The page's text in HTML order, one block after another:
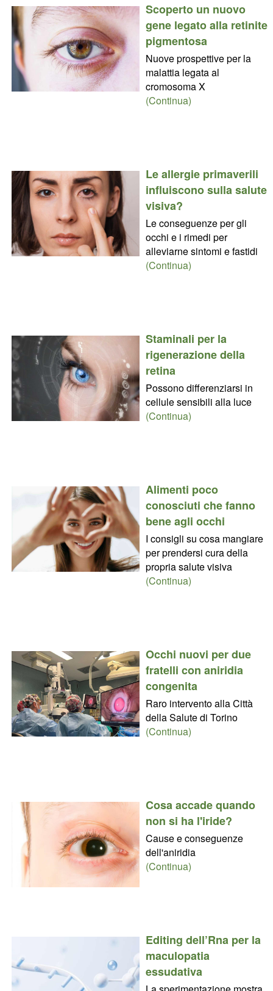
Scoperto un nuovo
gene legato alla retinite
pigmentosa
Nuove prospettive per la
malattia legata al
cromosoma X
(Continua)
Le allergie primaverili
influiscono sulla salute
visiva?
Le conseguenze per gli
occhi e i rimedi per
alleviarne sintomi e fastidi
(Continua)
Staminali per la
rigenerazione della
retina
Possono differenziarsi in
cellule sensibili alla luce
(Continua)
Alimenti poco
conosciuti che fanno
bene agli occhi
I consigli su cosa mangiare
per prendersi cura della
propria salute visiva
(Continua)
Occhi nuovi per due
fratelli con aniridia
congenita
Raro intervento alla Città
della Salute di Torino
(Continua)
Cosa accade quando
non si ha l'iride?
Cause e conseguenze
dell'aniridia
(Continua)
Editing dell’Rna per la
maculopatia
essudativa